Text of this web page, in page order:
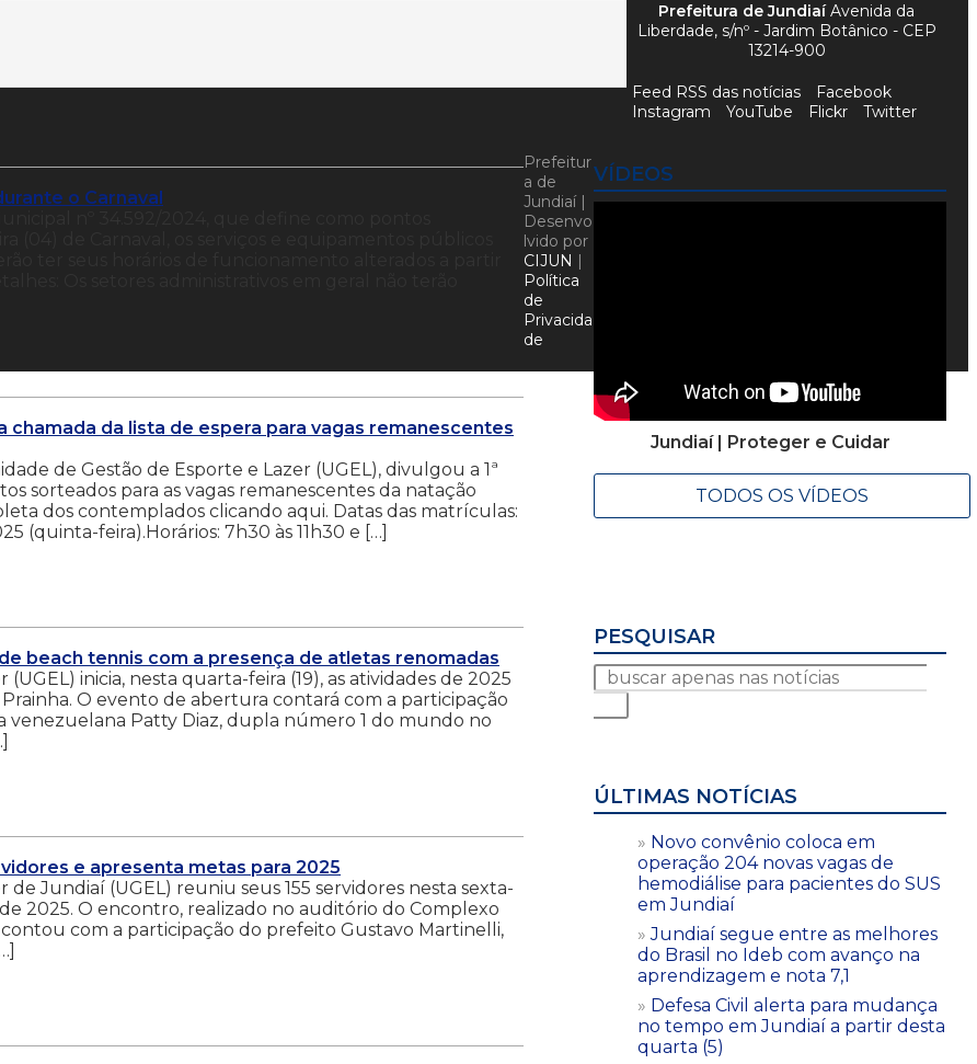
o Carnaval
chamada da lista de espera para vagas remanescentes
de Gestão de Esporte e Lazer (UGEL), divulgou a 1ª
sorteados para as vagas remanescentes da natação
dos contemplados clicando aqui. Datas das matrículas:
(quinta-feira).Horários: 7h30 às 11h30 e […]
beach tennis com a presença de atletas renomadas
inicia, nesta quarta-feira (19), as atividades de 2025
O evento de abertura contará com a participação
venezuelana Patty Diaz, dupla número 1 do mundo no
e apresenta metas para 2025
Jundiaí (UGEL) reuniu seus 155 servidores nesta sexta-
de 2025. O encontro, realizado no auditório do Complexo
com a participação do prefeito Gustavo Martinelli,
VÍDEOS
Jundiaí | Proteger e Cuidar
TODOS OS VÍDEOS
PESQUISAR
ÚLTIMAS NOTÍCIAS
Novo convênio coloca em
operação 204 novas vagas de
hemodiálise para pacientes do SUS
em Jundiaí
Jundiaí segue entre as melhores
do Brasil no Ideb com avanço na
aprendizagem e nota 7,1
Defesa Civil alerta para mudança
no tempo em Jundiaí a partir desta
quarta (5)
Prefeitura de JundiaíAvenida da
Liberdade, s/nº - Jardim Botânico - CEP
13214-900
Feed RSS das notícias
Facebook
Instagram
YouTube Flickr Twitter
Prefeitur
a de
Jundiaí |
Desenvo
lvido por
CIJUN |
Política
de
Privacida
de